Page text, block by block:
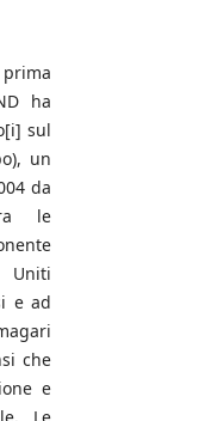
ha
sul
un
da
le
Uniti
e ad
che
e